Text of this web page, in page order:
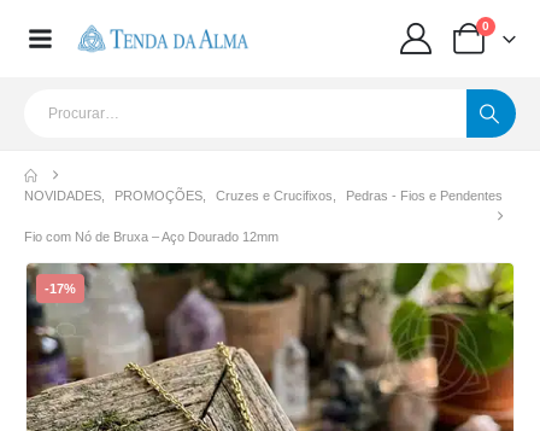
0
NOVIDADES PROMOÇÕES Cruzes e Crucifixos Pedras - Fios e Pendentes
Fio com Nó de Bruxa – Aço Dourado 12mm
-17%